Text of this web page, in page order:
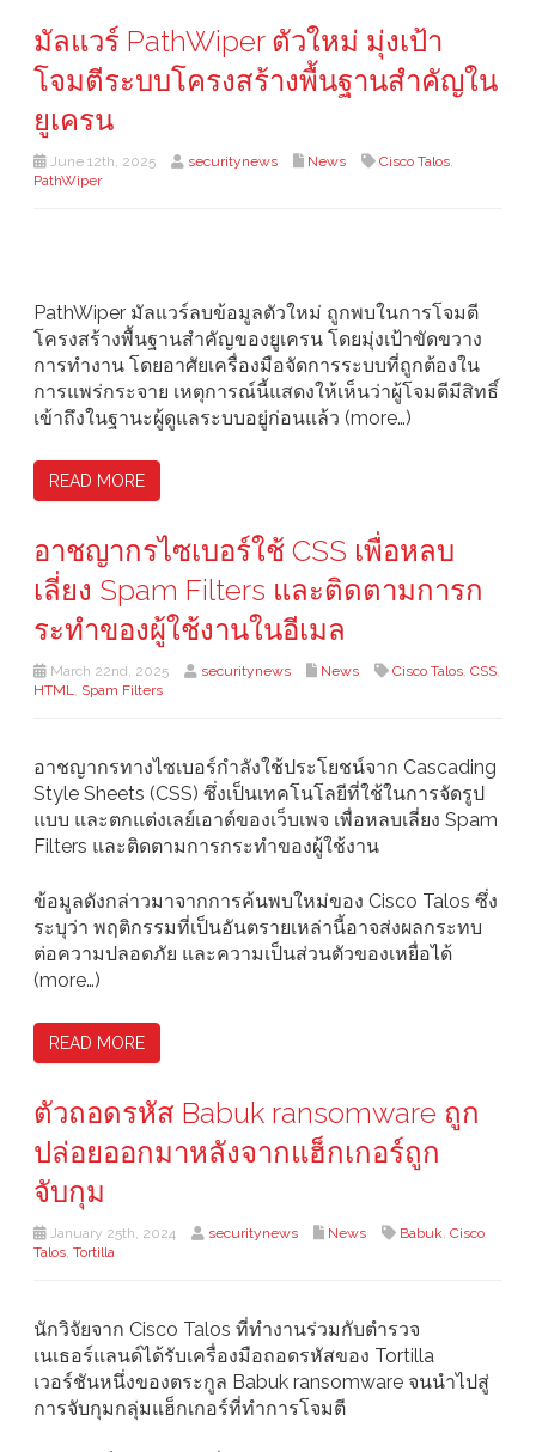
มัลแวร์ PathWiper ตัวใหม่ มุ่งเป้า
โจมตีระบบโครงสร้างพื้นฐานสำคัญใน
ยูเครน
June 12th, 2025 securitynews News Cisco Talos,
PathWiper
PathWiper มัลแวร์ลบข้อมูลตัวใหม่ ถูกพบในการโจมตี
โครงสร้างพื้นฐานสำคัญของยูเครน โดยมุ่งเป้าขัดขวาง
การทำงาน โดยอาศัยเครื่องมือจัดการระบบที่ถูกต้องใน
การแพร่กระจาย เหตุการณ์นี้แสดงให้เห็นว่าผู้โจมตีมีสิทธิ์
เข้าถึงในฐานะผู้ดูแลระบบอยู่ก่อนแล้ว (more…)
READ MORE
อาชญากรไซเบอร์ใช้ CSS เพื่อหลบ
เลี่ยง Spam Filters และติดตามการก
ระทำของผู้ใช้งานในอีเมล
March 22nd, 2025 securitynews News Cisco Talos, CSS,
HTML, Spam Filters
อาชญากรทางไซเบอร์กำลังใช้ประโยชน์จาก Cascading
Style Sheets (CSS) ซึ่งเป็นเทคโนโลยีที่ใช้ในการจัดรูป
แบบ และตกแต่งเลย์เอาต์ของเว็บเพจ เพื่อหลบเลี่ยง Spam
Filters และติดตามการกระทำของผู้ใช้งาน
ข้อมูลดังกล่าวมาจากการค้นพบใหม่ของ Cisco Talos ซึ่ง
ระบุว่า พฤติกรรมที่เป็นอันตรายเหล่านี้อาจส่งผลกระทบ
ต่อความปลอดภัย และความเป็นส่วนตัวของเหยื่อได้
(more…)
READ MORE
ตัวถอดรหัส Babuk ransomware ถูก
ปล่อยออกมาหลังจากแฮ็กเกอร์ถูก
จับกุม
January 25th, 2024 securitynews News Babuk, Cisco
Talos, Tortilla
นักวิจัยจาก Cisco Talos ที่ทำงานร่วมกับตำรวจ
เนเธอร์แลนด์ได้รับเครื่องมือถอดรหัสของ Tortilla
เวอร์ชันหนึ่งของตระกูล Babuk ransomware จนนำไปสู่
การจับกุมกลุ่มแฮ็กเกอร์ที่ทำการโจมตี